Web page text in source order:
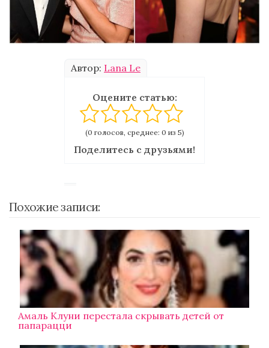
Автор: Lana Le
Оцените статью:
(0 голосов, среднее: 0 из 5)
Поделитесь с друзьями!
Похожие записи:
Амаль Клуни перестала скрывать детей от
папарацци